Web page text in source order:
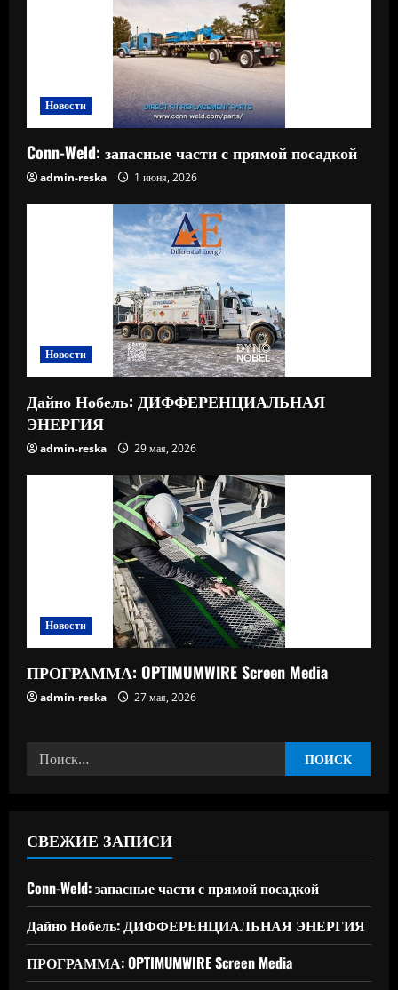
Новости
Conn-Weld: запасные части с прямой посадкой
admin-reska 1 июня, 2026
Новости
Дайно Нобель: ДИФФЕРЕНЦИАЛЬНАЯ
ЭНЕРГИЯ
admin-reska 29 мая, 2026
Новости
ПРОГРАММА: OPTIMUMWIRE Screen Media
admin-reska 27 мая, 2026
Найти:
СВЕЖИЕ ЗАПИСИ
Conn-Weld: запасные части с прямой посадкой
Дайно Нобель: ДИФФЕРЕНЦИАЛЬНАЯ ЭНЕРГИЯ
ПРОГРАММА: OPTIMUMWIRE Screen Media